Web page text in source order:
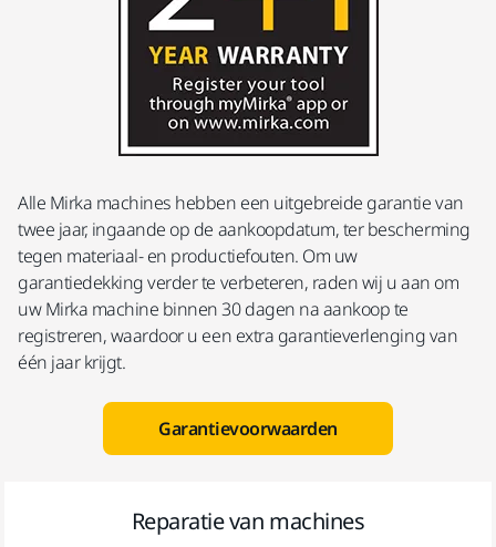
Alle Mirka machines hebben een uitgebreide garantie van
twee jaar, ingaande op de aankoopdatum, ter bescherming
tegen materiaal- en productiefouten. Om uw
garantiedekking verder te verbeteren, raden wij u aan om
uw Mirka machine binnen 30 dagen na aankoop te
registreren, waardoor u een extra garantieverlenging van
één jaar krijgt.
Garantievoorwaarden
Reparatie van machines